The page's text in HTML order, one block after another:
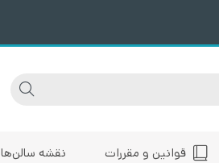
قوانین و مقررات نقشه سالن‌ها